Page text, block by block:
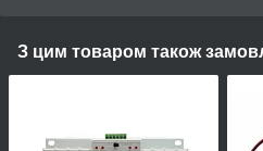
З цим товаром також